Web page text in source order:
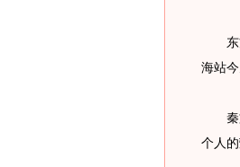
东方
海站
秦文
个人